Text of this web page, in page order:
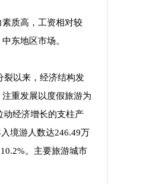
质高，工资相对较
东地区市场。
裂以来，经济结构发
重发展以度假旅游为
动经济增长的支柱产
境游人数达246.49万
。主要旅游城市